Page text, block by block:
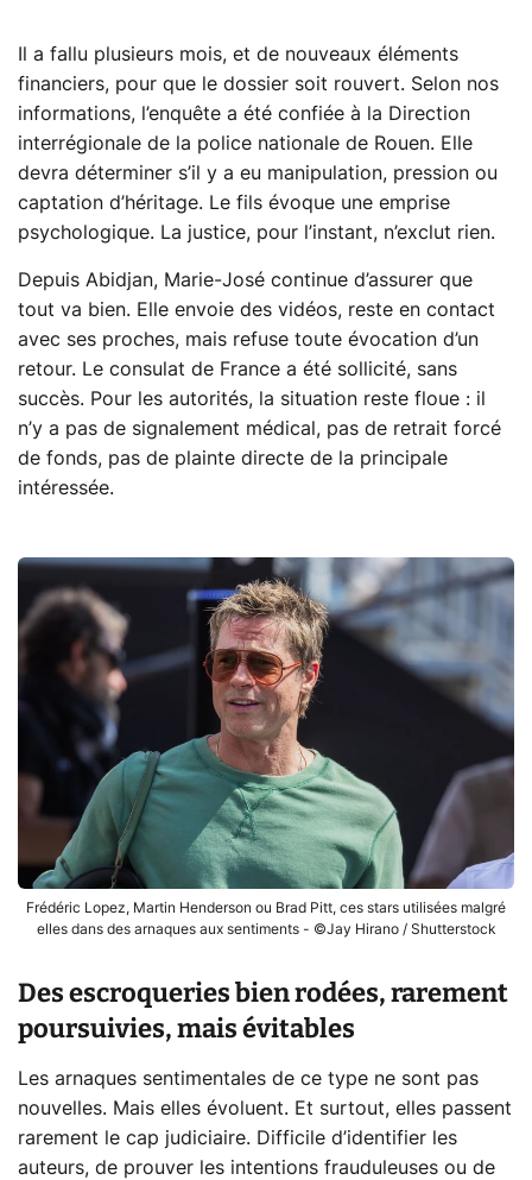
Il a fallu plusieurs mois, et de nouveaux éléments
financiers, pour que le dossier soit rouvert. Selon nos
informations, l’enquête a été confiée à la Direction
interrégionale de la police nationale de Rouen. Elle
devra déterminer s’il y a eu manipulation, pression ou
captation d’héritage. Le fils évoque une emprise
psychologique. La justice, pour l’instant, n’exclut rien.
Depuis Abidjan, Marie-José continue d’assurer que
tout va bien. Elle envoie des vidéos, reste en contact
avec ses proches, mais refuse toute évocation d’un
retour. Le consulat de France a été sollicité, sans
succès. Pour les autorités, la situation reste floue : il
n’y a pas de signalement médical, pas de retrait forcé
de fonds, pas de plainte directe de la principale
intéressée.
Frédéric Lopez, Martin Henderson ou Brad Pitt, ces stars utilisées malgré
elles dans des arnaques aux sentiments - ©Jay Hirano / Shutterstock
Des escroqueries bien rodées, rarement
poursuivies, mais évitables
Les arnaques sentimentales de ce type ne sont pas
nouvelles. Mais elles évoluent. Et surtout, elles passent
rarement le cap judiciaire. Difficile d’identifier les
auteurs, de prouver les intentions frauduleuses ou de